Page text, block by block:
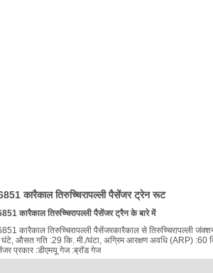
कारैकाल तिरुच्चिरापल्ली पैसेंजर ट्रेन रूट
कारैकाल तिरुच्चिरापल्ली पैसेंजर ट्रैन के बारे में
कारैकाल तिरुच्चिरापल्ली पैसेंजरकारैकाल से तिरुच्चिरापल्ली
घंटे, औसत गति :29 कि. मी./घंटा, अग्रिम आरक्षण अवधि (ARP) :60
प्रकार :डीएमयू गेज :ब्रॉड गेज